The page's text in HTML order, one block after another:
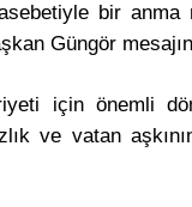
bir anma
Güngör
için önemli
ve vatan